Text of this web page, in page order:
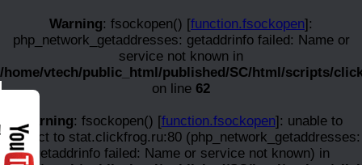
Warning: fsockopen() [function.fsockopen]:
php_network_getaddresses: getaddrinfo failed: Name or
service not known in
/home/vtech/public_html/published/SC/html/scripts/
on line 62
Warning: fsockopen() [function.fsockopen]: unable to
connect to stat.clickfrog.ru:80 (php_network_getaddresses:
getaddrinfo failed: Name or service not known) in